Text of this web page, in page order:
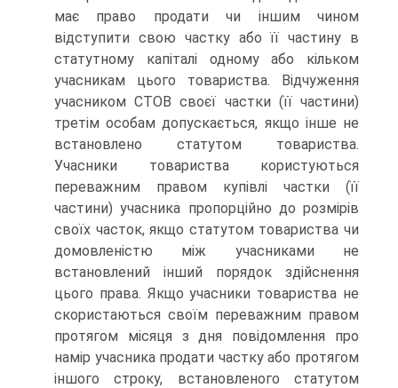
має право продати чи іншим чином
відступити свою частку або її частину в
статутному капіталі одному або кільком
учас­никам цього товариства. Відчуження
учасником СТОВ своєї частки (її частини)
третім особам допускається, якщо інше не
встановлено ста­тутом товариства.
Учасники товариства користуються
переважним правом купівлі частки (її
частини) учасника пропорційно до розмірів
своїх часток, якщо статутом товариства чи
домовленістю між учасни­ками не
встановлений інший порядок здійснення
цього права. Якщо учасники товариства не
скористаються своїм переважним правом
про­тягом місяця з дня повідомлення про
намір учасника продати частку або протягом
іншого строку, встановленого статутом